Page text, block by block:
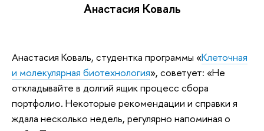
Анастасия Коваль
Анастасия Коваль, студентка программы «Клеточная
и молекулярная биотехнология», советует: «Не
откладывайте в долгий ящик процесс сбора
портфолио. Некоторые рекомендации и справки я
ждала несколько недель, регулярно напоминая о